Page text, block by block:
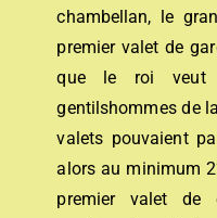
chambellan, le
premier valet de
que le roi veut
gentilshommes de
valets pouvaient
alors au minimum
premier valet de